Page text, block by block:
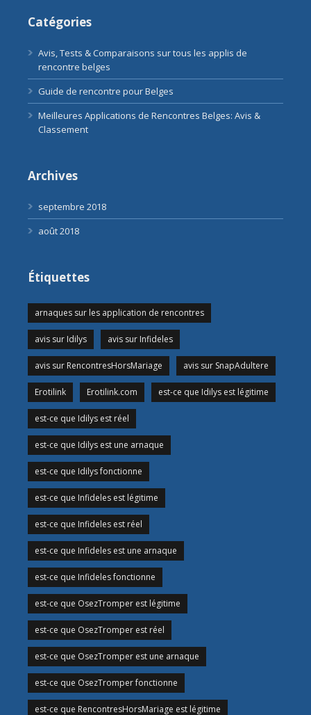
Catégories
Avis, Tests & Comparaisons sur tous les applis de
rencontre belges
Guide de rencontre pour Belges
Meilleures Applications de Rencontres Belges: Avis &
Classement
Archives
septembre 2018
août 2018
Étiquettes
arnaques sur les application de rencontres
avis sur Idilys avis sur Infideles
avis sur RencontresHorsMariage avis sur SnapAdultere
Erotilink Erotilink.com est-ce que Idilys est légitime
est-ce que Idilys est réel
est-ce que Idilys est une arnaque
est-ce que Idilys fonctionne
est-ce que Infideles est légitime
est-ce que Infideles est réel
est-ce que Infideles est une arnaque
est-ce que Infideles fonctionne
est-ce que OsezTromper est légitime
est-ce que OsezTromper est réel
est-ce que OsezTromper est une arnaque
est-ce que OsezTromper fonctionne
est-ce que RencontresHorsMariage est légitime